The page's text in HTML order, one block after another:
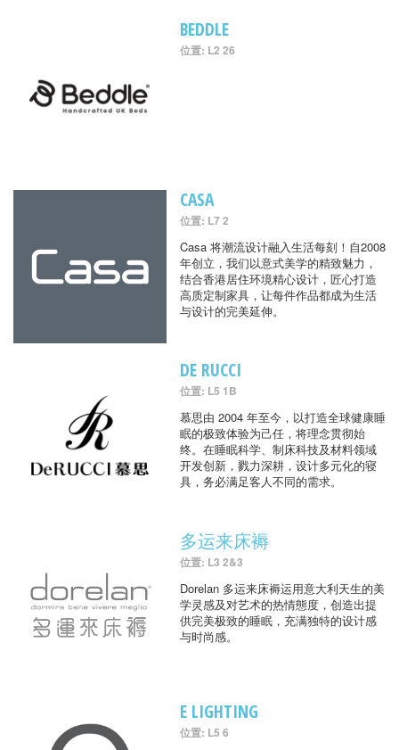
BEDDLE
位置: L2 26
CASA
位置: L7 2
Casa 将潮流设计融入生活每刻！自2008
年创立，我们以意式美学的精致魅力，
结合香港居住环境精心设计，匠心打造
高质定制家具，让每件作品都成为生活
与设计的完美延伸。
DE RUCCI
位置: L5 1B
慕思由 2004 年至今，以打造全球健康睡
眠的极致体验为己任，将理念贯彻始
终。在睡眠科学、制床科技及材料领域
开发创新，戮力深耕，设计多元化的寝
具，务必满足客人不同的需求。
多运来床褥
位置: L3 2&3
Dorelan 多运来床褥运用意大利天生的美
学灵感及对艺术的热情態度，创造出提
供完美极致的睡眠，充满独特的设计感
与时尚感。
E LIGHTING
位置: L5 6